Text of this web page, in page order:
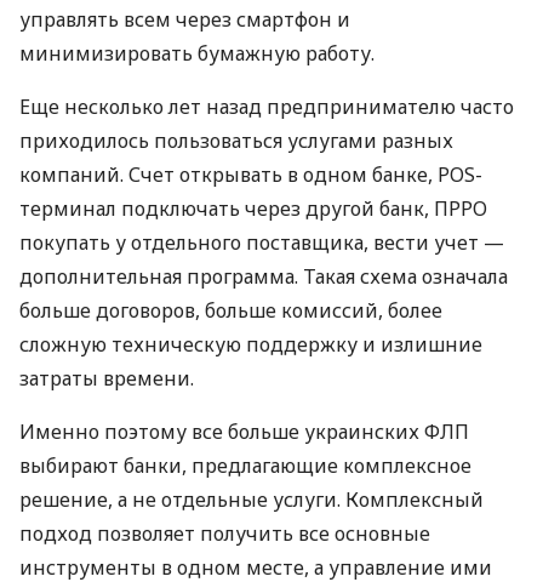
управлять всем через смартфон и
минимизировать бумажную работу.
Еще несколько лет назад предпринимателю часто
приходилось пользоваться услугами разных
компаний. Счет открывать в одном банке, POS-
терминал подключать через другой банк, ПРРО
покупать у отдельного поставщика, вести учет —
дополнительная программа. Такая схема означала
больше договоров, больше комиссий, более
сложную техническую поддержку и излишние
затраты времени.
Именно поэтому все больше украинских ФЛП
выбирают банки, предлагающие комплексное
решение, а не отдельные услуги. Комплексный
подход позволяет получить все основные
инструменты в одном месте, а управление ими